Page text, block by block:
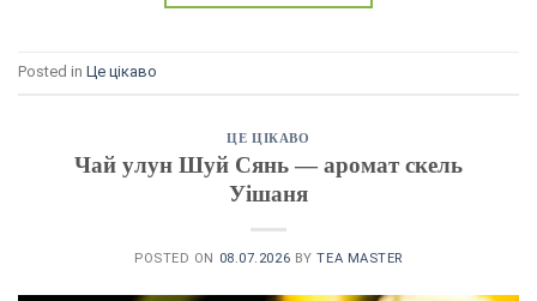
Posted in Це цікаво
ЦЕ ЦІКАВО
Чай улун Шуй Сянь — аромат скель
Уішаня
POSTED ON 08.07.2026 BYTEA MASTER